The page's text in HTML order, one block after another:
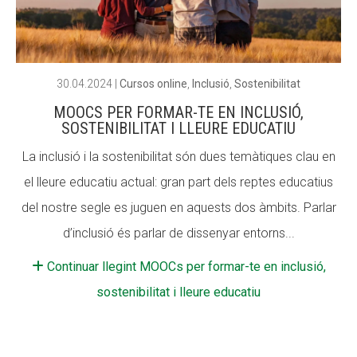
30.04.2024 Cursos online Inclusió Sostenibilitat
MOOCS PER FORMAR-TE EN INCLUSIÓ,
SOSTENIBILITAT I LLEURE EDUCATIU
La inclusió i la sostenibilitat són dues temàtiques clau en
el lleure educatiu actual: gran part dels reptes educatius
del nostre segle es juguen en aquests dos àmbits. Parlar
d’inclusió és parlar de dissenyar entorns...
Continuar llegint MOOCs per formar-te en inclusió,
sostenibilitat i lleure educatiu
ACCIÓ SOCIAL I JOVES
ESPLAIS
SUPORT TERCER SECTOR
ACCIÓ SOCIAL I JOVES
ESPLAIS
SUPORT TERCER SECTOR